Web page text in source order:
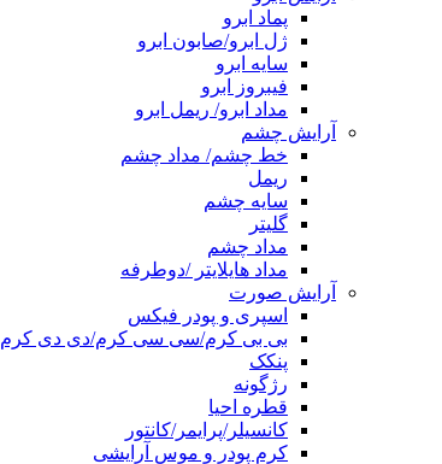
پماد ابرو
ژل ابرو/صابون ابرو
سایه ابرو
فیبروز ابرو
مداد ابرو/ ریمل ابرو
آرایش چشم
خط چشم/ مداد چشم
ریمل
سایه چشم
گلیتر
مداد چشم
مداد هایلایتر /دوطرفه
آرایش صورت
اسپری و پودر فیکس
بی بی کرم/سی سی کرم/دی دی کرم
پنکک
رژگونه
قطره احیا
کانسیلر/پرایمر/کانتور
کرم پودر و موس آرایشی